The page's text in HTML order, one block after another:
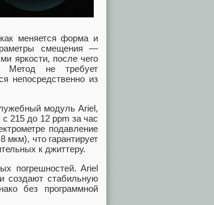
меняется форма и
смещения —
яркости, после чего
Метод не требует
непосредственно из
модуль Ariel,
215 до 12 ppm за час
подавление
мкм), что гарантирует
к джиттеру.
погрешностей. Ariel
создают стабильную
без программной